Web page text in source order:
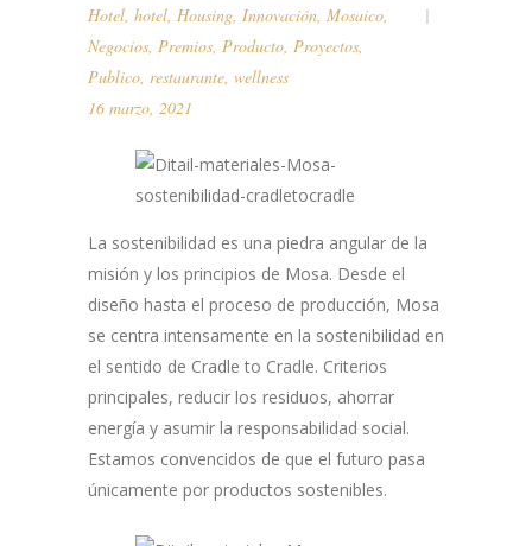
Hotel, hotel, Housing, Innovación, Mosaico,
Negocios, Premios, Producto, Proyectos,
Publico, restaurante, wellness
16 marzo, 2021
La sostenibilidad es una piedra angular de la
misión y los principios de Mosa. Desde el
diseño hasta el proceso de producción, Mosa
se centra intensamente en la sostenibilidad en
el sentido de Cradle to Cradle. Criterios
principales, reducir los residuos, ahorrar
energía y asumir la responsabilidad social.
Estamos convencidos de que el futuro pasa
únicamente por productos sostenibles.